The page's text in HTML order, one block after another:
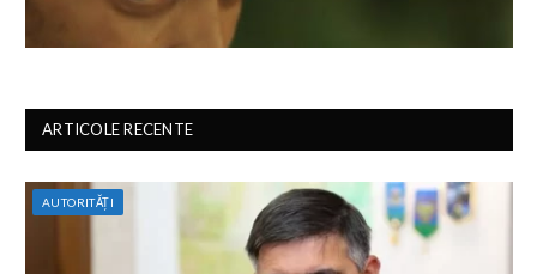
ARTICOLE RECENTE
AUTORITĂȚI